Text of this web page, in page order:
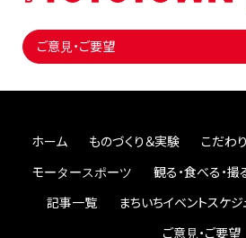
ご意見・ご要望
ホーム ものづくり＆実験 こだわ
モータースポーツ
観る・食べる・撮
記事一覧
まちいちイベントスケ
ご意見・ご要望